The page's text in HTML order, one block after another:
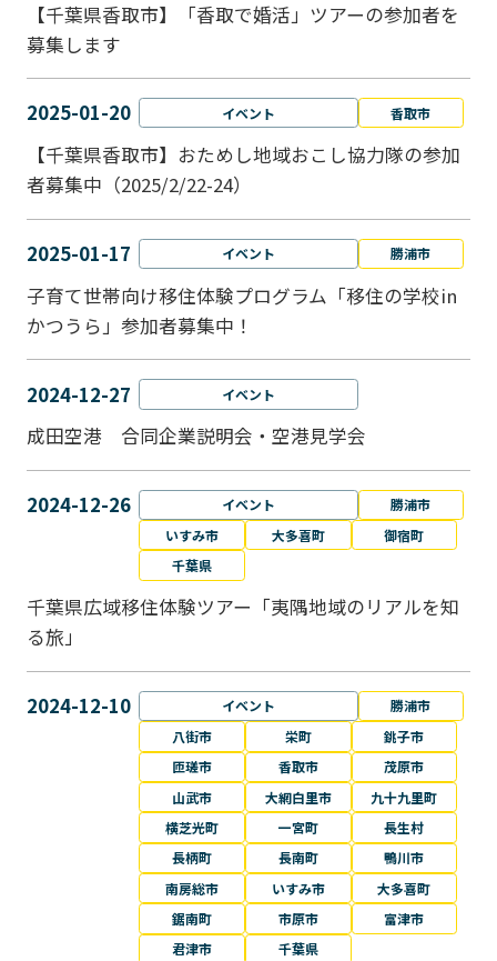
【千葉県香取市】「香取で婚活」ツアーの参加者を
募集します
2025-01-20 イベント 香取市
【千葉県香取市】おためし地域おこし協力隊の参加
者募集中（2025/2/22-24）
2025-01-17 イベント 勝浦市
子育て世帯向け移住体験プログラム「移住の学校in
かつうら」参加者募集中！
2024-12-27 イベント
成田空港 合同企業説明会・空港見学会
2024-12-26 イベント
勝浦市
いすみ市
大多喜町
御宿町
千葉県
千葉県広域移住体験ツアー「夷隅地域のリアルを知
る旅」
2024-12-10 イベント
勝浦市
八街市
栄町
銚子市
匝瑳市
香取市
茂原市
山武市
大網白里市
九十九里町
横芝光町
一宮町
長生村
長柄町
長南町
鴨川市
南房総市
いすみ市
大多喜町
鋸南町
市原市
富津市
君津市
千葉県